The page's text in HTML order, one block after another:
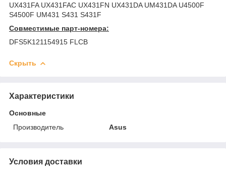
UX431FA UX431FAC UX431FN UX431DA UM431DA U4500F
S4500F UM431 S431 S431F
Совместимые парт-номера:
DFS5K121154915 FLCB
Скрыть
Характеристики
Основные
Производитель
Asus
Условия доставки